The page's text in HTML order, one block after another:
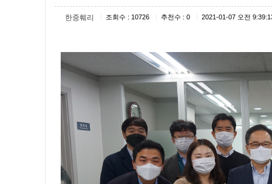
한중훼리 조회수 : 10726 추천수 : 0 2021-01-07 오전